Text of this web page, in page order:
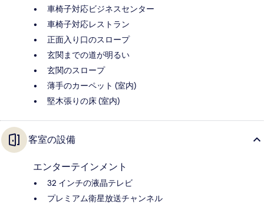
車椅子対応ビジネスセンター
車椅子対応レストラン
正面入り口のスロープ
玄関までの道が明るい
玄関のスロープ
薄手のカーペット (室内)
堅木張りの床 (室内)
客室の設備
エンターテインメント
32 インチの液晶テレビ
プレミアム衛星放送チャンネル